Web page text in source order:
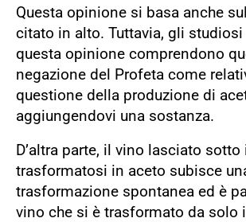
Questa opinione si basa anche
citato in alto. Tuttavia, gli
questa opinione comprendono
negazione del Profeta come
questione della produzione di
aggiungendovi una sostanza.
D’altra parte, il vino lasciato
trasformatosi in aceto subisce
trasformazione spontanea ed è
vino che si è trasformato da solo